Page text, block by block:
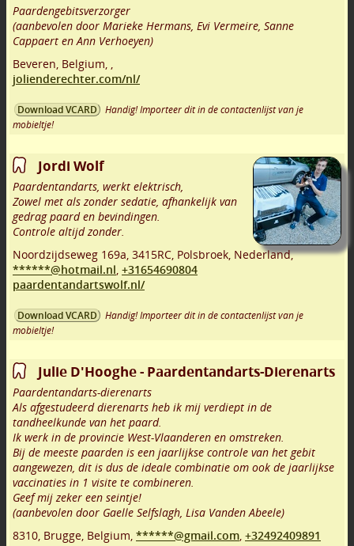
Paardengebitsverzorger
(aanbevolen door Marieke Hermans, Evi Vermeire, Sanne
Cappaert en Ann Verhoeyen)
Beveren Belgium,
jolienderechter.com/nl/
Download VCARD
Handig! Importeer dit in de contactenlijst van je
mobieltje!
Jordi Wolf
Paardentandarts, werkt elektrisch,
Zowel met als zonder sedatie, afhankelijk van
gedrag paard en bevindingen.
Controle altijd zonder.
Noordzijdseweg 169a 3415RC Polsbroek Nederland,
******@hotmail.nl +31654690804
paardentandartswolf.nl/
Download VCARD
Handig! Importeer dit in de contactenlijst van je
mobieltje!
Julie D'Hooghe - Paardentandarts-Dierenarts
Paardentandarts-dierenarts
Als afgestudeerd dierenarts heb ik mij verdiept in de
tandheelkunde van het paard.
Ik werk in de provincie West-Vlaanderen en omstreken.
Bij de meeste paarden is een jaarlijkse controle van het gebit
aangewezen, dit is dus de ideale combinatie om ook de jaarlijkse
vaccinaties in 1 visite te combineren.
Geef mij zeker een seintje!
(aanbevolen door Gaelle Selfslagh, Lisa Vanden Abeele)
8310 Brugge Belgium, ******@gmail.com +32492409891